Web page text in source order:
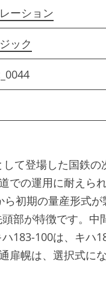
ーション
ック
て登場した国鉄
での運用に耐えら
初期の量産形式
部が特徴です。
183-100は、キハ
扉幌は、選択式にな